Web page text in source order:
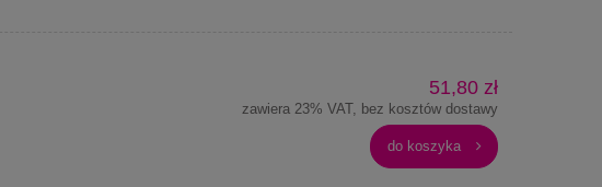
51,80 zł
zawiera 23% VAT, bez kosztów dostawy
do koszyka